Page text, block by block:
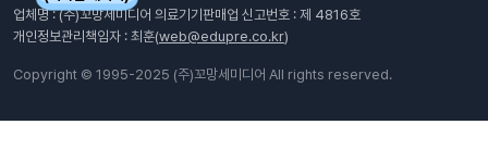
업체명 : (주)꼬망세미디어 의료기기판매업 신고번호 : 제 4816호
개인정보관리책임자 : 최훈(web@edupre.co.kr)
Copyright © 1995-2025 (주)꼬망세미디어 All rights reserved.